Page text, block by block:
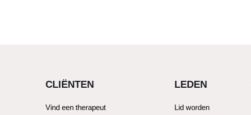
CLIËNTEN
Vind een therapeut
LEDEN
Lid worden